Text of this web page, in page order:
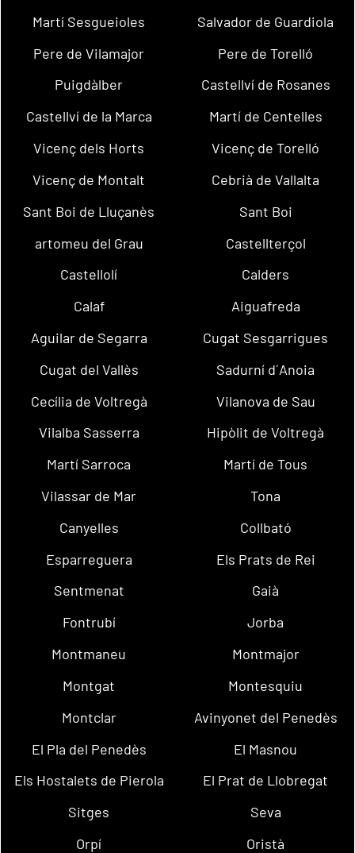
Martí Sesgueioles
Salvador de Guardiola
Pere de Vilamajor
Pere de Torelló
Puigdàlber
Castellví de Rosanes
Castellví de la Marca
Martí de Centelles
Vicenç dels Horts
Vicenç de Torelló
Vicenç de Montalt
Cebrià de Vallalta
Sant Boi de Lluçanès
Sant Boi
artomeu del Grau
Castellterçol
Castellolí
Calders
Calaf
Aiguafreda
Aguilar de Segarra
Cugat Sesgarrigues
Cugat del Vallès
Sadurní d´Anoia
Cecília de Voltregà
Vilanova de Sau
Vilalba Sasserra
Hipòlit de Voltregà
Martí Sarroca
Martí de Tous
Vilassar de Mar
Tona
Canyelles
Collbató
Esparreguera
Els Prats de Rei
Sentmenat
Gaià
Fontrubí
Jorba
Montmaneu
Montmajor
Montgat
Montesquiu
Montclar
Avinyonet del Penedès
El Pla del Penedès
El Masnou
Els Hostalets de Pierola
El Prat de Llobregat
Sitges
Seva
Orpí
Oristà